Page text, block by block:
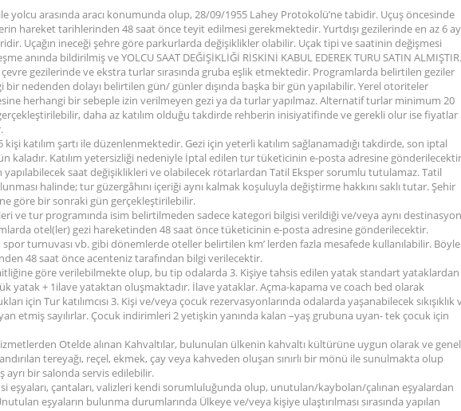
yolcu arasında aracı konumunda olup, 28/09/1955 Lahey Protokolü’ne tabidir. Uçuş öncesinde
hareket tarihlerinden 48 saat önce teyit edilmesi gerekmektedir. Yurtdışı gezilerinde en az 6 ay
Uçağın ineceği şehre göre parkurlarda değişiklikler olabilir. Uçak tipi ve saatinin değişmesi
anında bildirilmiş ve YOLCU SAAT DEĞİŞİKLİĞİ RİSKİNİ KABUL EDEREK TURU SATIN ALMIŞTIR.
gezilerinde ve ekstra turlar sırasında gruba eşlik etmektedir. Programlarda belirtilen geziler
nedenden dolayı belirtilen gün/ günler dışında başka bir gün yapılabilir. Yerel otoriteler
herhangi bir sebeple izin verilmeyen gezi ya da turlar yapılmaz. Alternatif turlar minimum 20
daha az katılım olduğu takdirde rehberin inisiyatifinde ve gerekli olur ise fiyatlar
kişi katılım şartı ile düzenlenmektedir. Gezi için yeterli katılım sağlanamadığı takdirde, son iptal
kaladır. Katılım yetersizliği nedeniyle İptal edilen tur tüketicinin e-posta adresine
yapılabilecek saat değişiklikleri ve olabilecek rötarlardan Tatil Eksper sorumlu tutulamaz. Tatil
halinde; tur güzergâhını içeriği aynı kalmak koşuluyla değiştirme hakkını saklı tutar. Şehir
göre bir sonraki gün gerçekleştirilebilir.
ve tur programında isim belirtilmeden sadece kategori bilgisi verildiği ve/veya aynı destinasyon
otel(ler) gezi hareketinden 48 saat önce tüketicinin e-posta adresine gönderilecektir.
turnuvası vb. gibi dönemlerde oteller belirtilen km’ lerden fazla mesafede kullanılabilir.
48 saat önce acenteniz tarafından bilgi verilecektir.
göre verilebilmekte olup, bu tip odalarda 3. Kişiye tahsis edilen yatak standart yataklardan
yatak + 1ilave yataktan oluşmaktadır. İlave yataklar. Açma-kapama ve coach bed olarak
için Tur katılımcısı 3. Kişi ve/veya çocuk rezervasyonlarında odalarda yaşanabilecek sıkışıklık
etmiş sayılırlar. Çocuk indirimleri 2 yetişkin yanında kalan –yaş grubuna uyan- tek çocuk için
Otelde alınan Kahvaltılar, bulunulan ülkenin kahvaltı kültürüne uygun olarak ve
tereyağı, reçel, ekmek, çay veya kahveden oluşan sınırlı bir mönü ile sunulmakta olup
bir salonda servis edilebilir.
eşyaları, çantaları, valizleri kendi sorumluluğunda olup, unutulan/kaybolan/çalınan eşyalardan
eşyaların bulunma durumlarında Ülkeye ve/veya kişiye ulaştırılması sırasında yapılan